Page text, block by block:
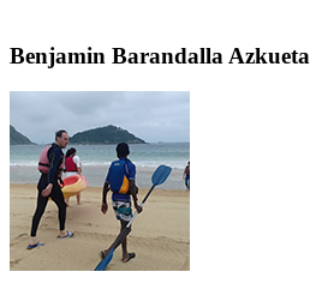
Benjamin Barandalla Azkueta